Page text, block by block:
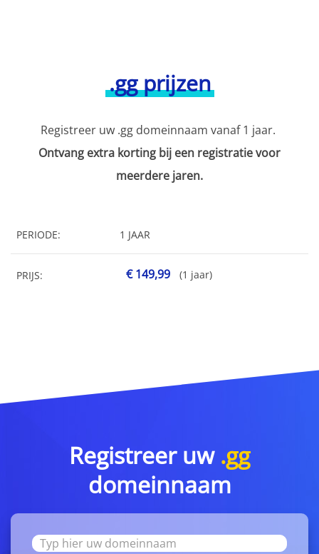
.gg prijzen
Registreer uw .gg domeinnaam vanaf 1 jaar.
Ontvang extra korting bij een registratie voor
meerdere jaren.
PERIODE: 1 JAAR
PRIJS: € 149,99 (1 jaar)
Registreer uw .gg
domeinnaam